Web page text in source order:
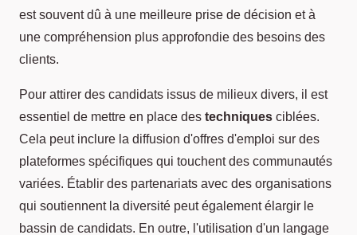
est souvent dû à une meilleure prise de décision et à
une compréhension plus approfondie des besoins des
clients.
Pour attirer des candidats issus de milieux divers, il est
essentiel de mettre en place des techniques ciblées.
Cela peut inclure la diffusion d'offres d'emploi sur des
plateformes spécifiques qui touchent des communautés
variées. Établir des partenariats avec des organisations
qui soutiennent la diversité peut également élargir le
bassin de candidats. En outre, l'utilisation d'un langage